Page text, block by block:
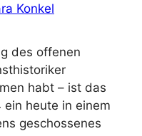
Konkel
des offenen
habt – ist das
ein heute in einem
geschossenes